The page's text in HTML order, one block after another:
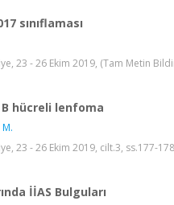
sınıflaması
23 - 26 Ekim 2019, (Tam Metin
hücreli lenfoma
M.
23 - 26 Ekim 2019, cilt.3, ss.177-
İİAS Bulguları